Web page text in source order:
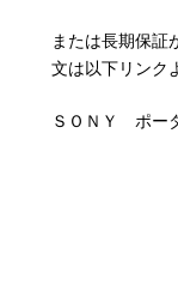
または長期保証
文は以下リンク
ＳＯＮＹ ポー